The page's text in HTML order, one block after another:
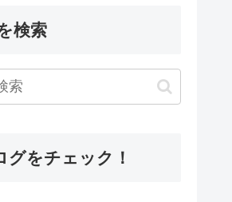
検索
グをチェック！